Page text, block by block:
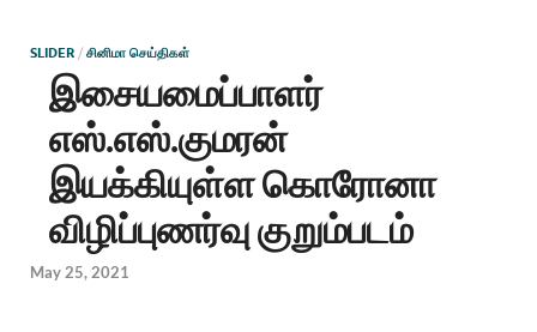
SLIDER / சினிமா செய்திகள்
இசையமைப்பாளர்
எஸ்.எஸ்.குமரன்
இயக்கியுள்ள கொரோனா
விழிப்புணர்வு குறும்படம்
May 25, 2021